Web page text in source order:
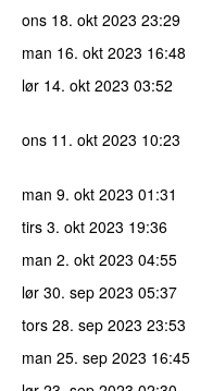
ons 18. okt 2023 23:29
man 16. okt 2023 16:48
lør 14. okt 2023 03:52
ons 11. okt 2023 10:23
man 9. okt 2023 01:31
tirs 3. okt 2023 19:36
man 2. okt 2023 04:55
lør 30. sep 2023 05:37
tors 28. sep 2023 23:53
man 25. sep 2023 16:45